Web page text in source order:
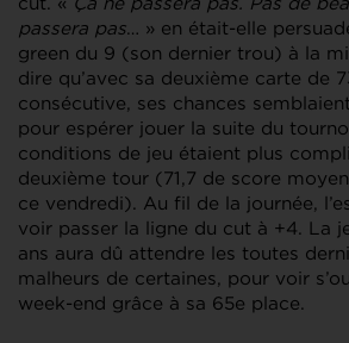
passera pas… » en était-elle
green du 9 (son dernier trou) à la
dire qu’avec sa deuxième carte de
consécutive, ses chances
pour espérer jouer la suite du
conditions de jeu étaient plus
deuxième tour (71,7 de score
ce vendredi). Au fil de la journée,
voir passer la ligne du cut à +4. La
ans aura dû attendre les toutes
malheurs de certaines, pour voir
week-end grâce à sa 65e place.